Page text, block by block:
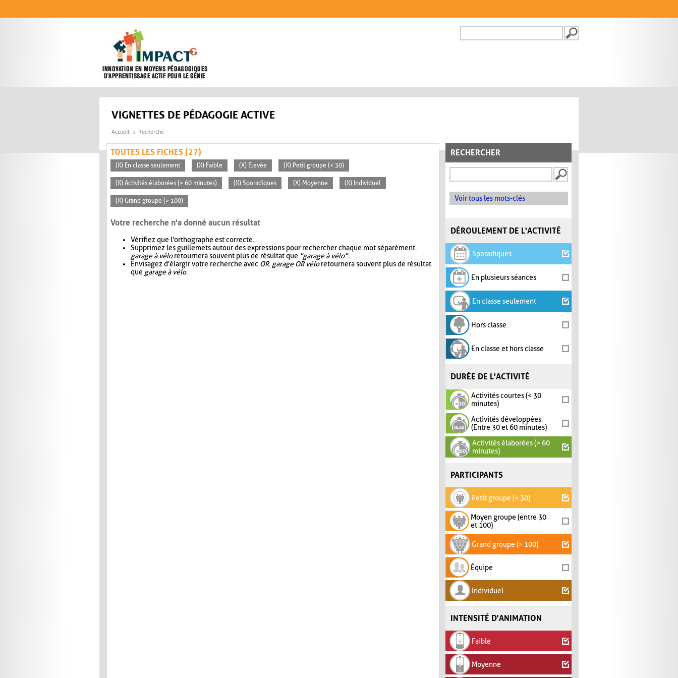
FORMULAIRE DE
VIGNETTES DE PÉDAGOGIE ACTIVE
Accueil Recherche
RECHERCHER
Voir tous les mots-clés
DÉROULEMENT DE L'ACTIVITÉ
Sporadiques
En plusieurs séances
En classe seulement
Hors classe
En classe et hors classe
DURÉE DE L'ACTIVITÉ
Activités courtes (< 30
minutes)
Activités développées
(Entre 30 et 60 minutes)
Activités élaborées (> 60
minutes)
PARTICIPANTS
Petit groupe (< 30)
Moyen groupe (entre 30
et 100)
Grand groupe (> 100)
Équipe
Individuel
INTENSITÉ D'ANIMATION
Faible
Moyenne
TOUTES LES FICHES (27)
(X) En classe seulement (X) Faible (X) Élevée (X) Petit groupe (< 30)
(X) Activités élaborées (> 60 minutes) (X) Sporadiques (X) Moyenne (X) Individuel
(X) Grand groupe (> 100)
Votre recherche n'a donné aucun résultat
Vérifiez que l'orthographe est correcte.
Supprimez les guillemets autour des expressions pour rechercher chaque mot séparément.
garage à véloretournera souvent plus de résultat que "garage à vélo".
Envisagez d'élargir votre recherche avec OR. garage OR véloretournera souvent plus de résultat
que garage à vélo.